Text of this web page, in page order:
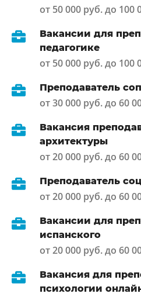
от 50 000 руб. до 100
Вакансии для
педагогике
от 50 000 руб. до 100
Преподаватель
от 30 000 руб. до 60
Вакансия
архитектуры
от 20 000 руб. до 60
Преподаватель
от 20 000 руб. до 60
Вакансии для
испанского
от 20 000 руб. до 60
Вакансия для
психологии